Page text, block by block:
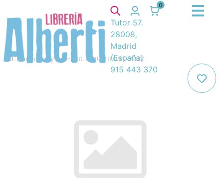
0
Tutor 57.
28008,
Madrid
(España)
915 443 370
Libros Infantil y juvenil 10. ÁLBUM ILUSTRADO/